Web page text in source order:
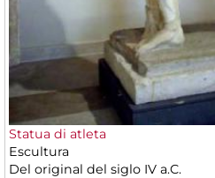
Statua di atleta
Escultura
Del original del siglo IV a.C.